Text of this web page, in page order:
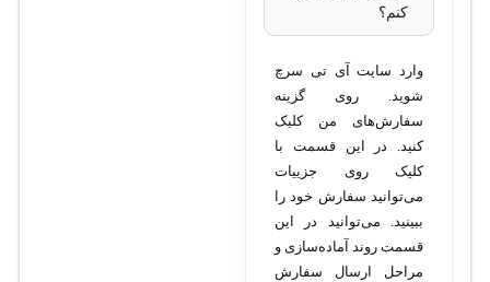
کنم؟
وارد سایت آی تی سرچ
شوید. روی گزینه
سفارش‌های من کلیک
کنید. در این قسمت با
کلیک روی جزییات
می‌توانید سفارش خود را
ببینید. می‌توانید در این
قسمت روند آماده‌سازی و
مراحل ارسال سفارش